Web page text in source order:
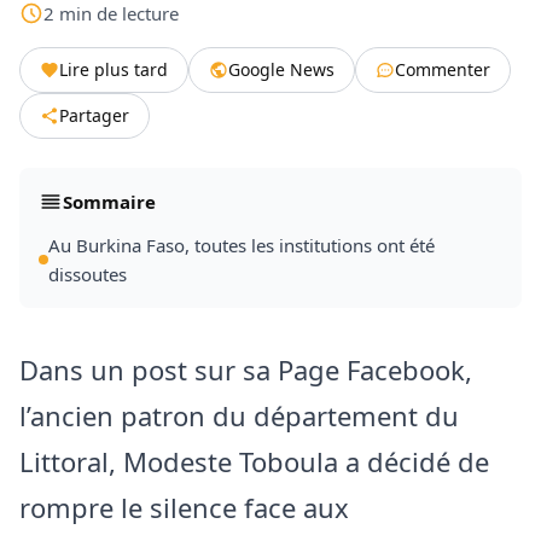
2 min de lecture
Lire plus tard Google News
Commenter
Partager
Sommaire
Au Burkina Faso, toutes les institutions ont été
dissoutes
Dans un post sur sa Page Facebook,
l’ancien patron du département du
Littoral, Modeste Toboula a décidé de
rompre le silence face aux